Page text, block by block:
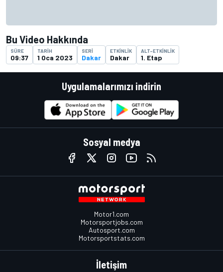
Bu Video Hakkında
SÜRE
09:37
TARIH
1 Oca 2023
SERI
Dakar
ETKINLIK
Dakar
ALT-ETKINLIK
1. Etap
Uygulamalarımızı indirin
Sosyal medya
Motor1.com
Motorsportjobs.com
Autosport.com
Motorsportstats.com
İletişim